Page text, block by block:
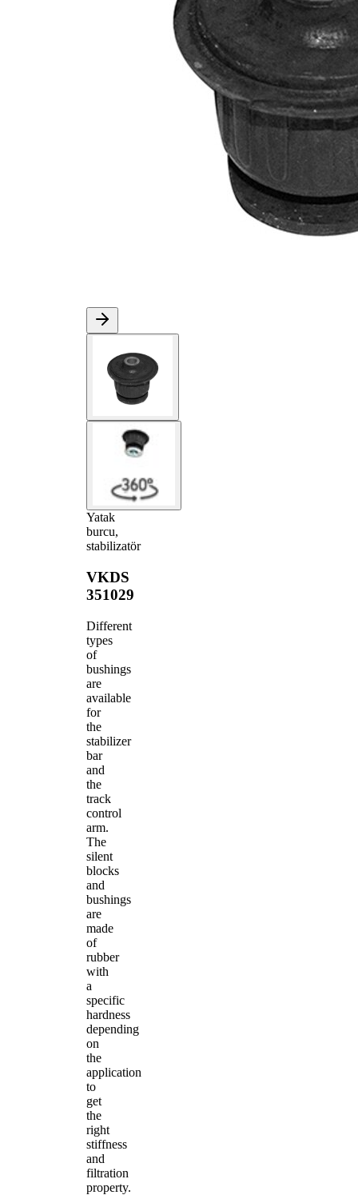
Yatak
burcu,
stabilizatör
VKDS
351029
Different
types
of
bushings
are
available
for
the
stabilizer
bar
and
the
track
control
arm.
The
silent
blocks
and
bushings
are
made
of
rubber
with
a
specific
hardness
depending
on
the
application
to
get
the
right
stiffness
and
filtration
property.